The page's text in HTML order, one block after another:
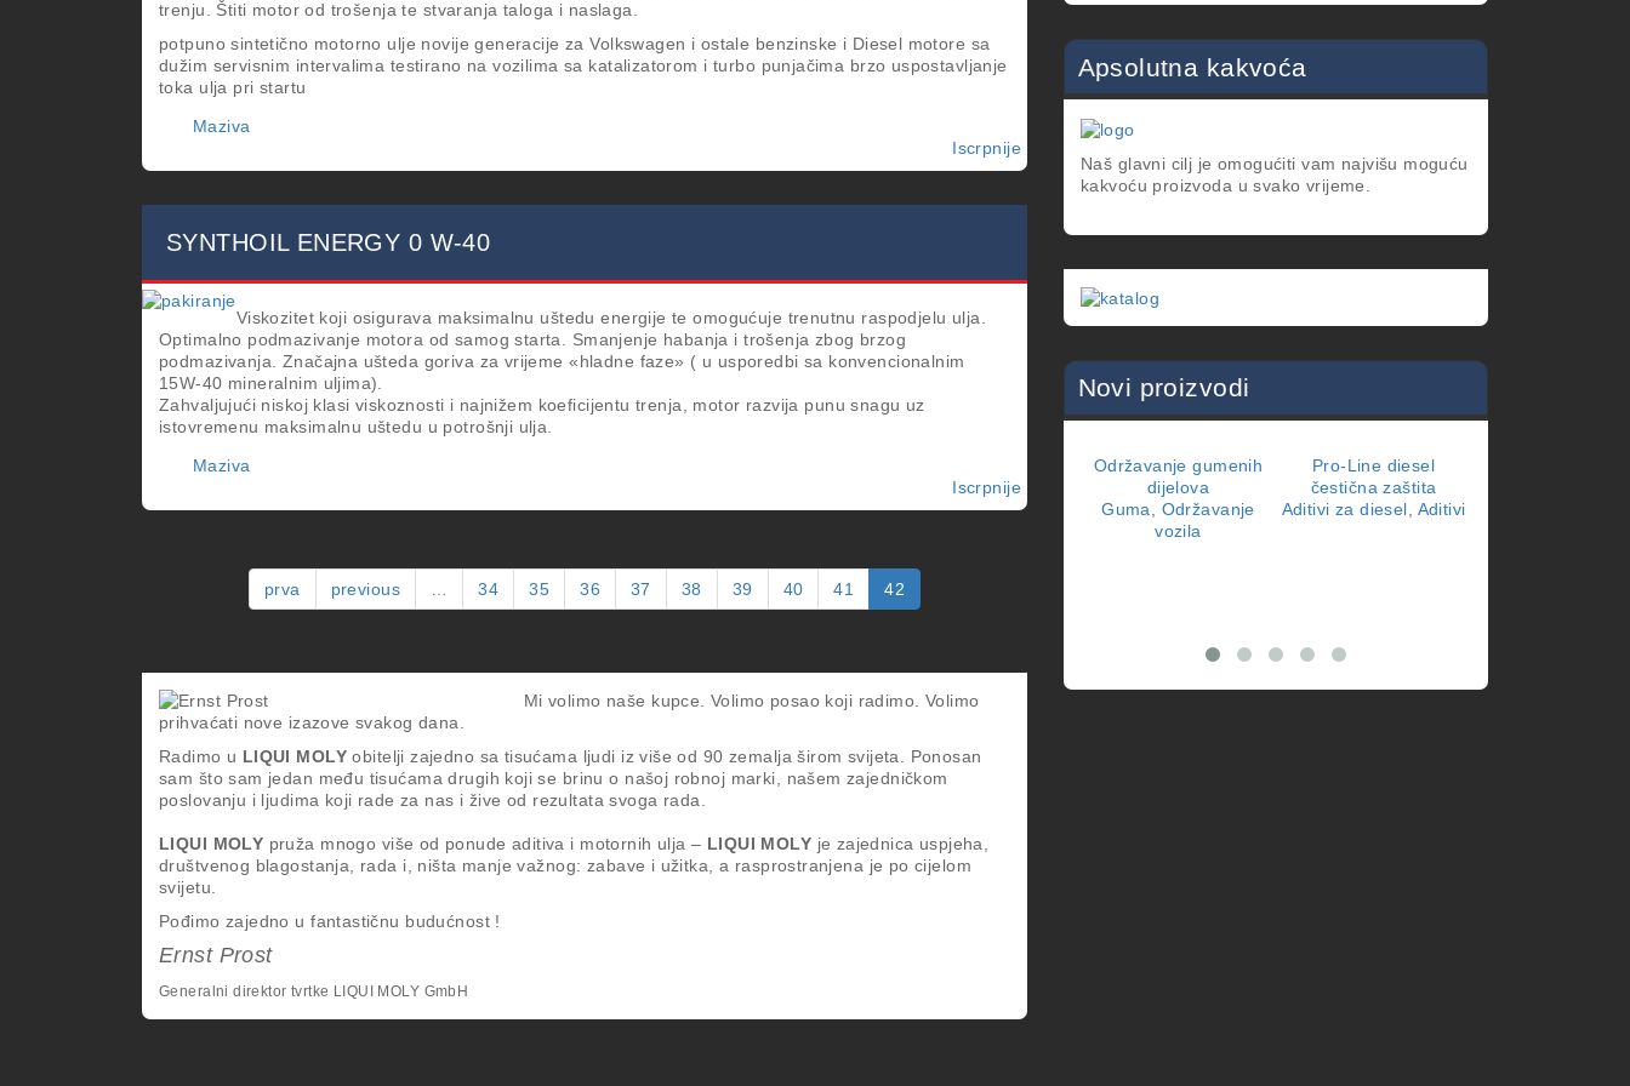
trenju. Štiti motor od trošenja te stvaranja taloga i naslaga.
potpuno sintetično motorno ulje novije generacije za Volkswagen i ostale benzinske i Diesel motore sa
dužim servisnim intervalima testirano na vozilima sa katalizatorom i turbo punjačima brzo uspostavljanje
toka ulja pri startu
Maziva
Iscrpnije
SYNTHOIL
LONGTIME
30
SYNTHOIL ENERGY 0 W-40
Viskozitet koji osigurava maksimalnu uštedu energije te omogućuje trenutnu raspodjelu ulja.
Optimalno podmazivanje motora od samog starta. Smanjenje habanja i trošenja zbog brzog
podmazivanja. Značajna ušteda goriva za vrijeme «hladne faze» ( u usporedbi sa konvencionalnim
15W-40 mineralnim uljima).
Zahvaljujući niskoj klasi viskoznosti i najnižem koeficijentu trenja, motor razvija punu snagu uz
istovremenu maksimalnu uštedu u potrošnji ulja.
Maziva
Iscrpnije
SYNTHOIL
prva previous 34 35 36 37 38 39 40 41 42
Mi volimo naše kupce. Volimo posao koji radimo. Volimo
prihvaćati nove izazove svakog dana.
Radimo u LIQUI MOLYobitelji zajedno sa tisućama ljudi iz više od 90 zemalja širom svijeta. Ponosan
sam što sam jedan među tisućama drugih koji se brinu o našoj robnoj marki, našem zajedničkom
poslovanju i ljudima koji rade za nas i žive od rezultata svoga rada.
LIQUI MOLY pruža mnogo više od ponude aditiva i motornih ulja – LIQUI MOLY je zajednica uspjeha,
društvenog blagostanja, rada i, ništa manje važnog: zabave i užitka, a rasprostranjena je po cijelom
svijetu.
Pođimo zajedno u fantastičnu budućnost !
Ernst Prost
Generalni direktor tvrtke LIQUI MOLY GmbH
Apsolutna kakvoća
Naš glavni cilj je omogućiti vam najvišu moguću
kakvoću proizvoda u svako vrijeme.
Novi proizvodi
Održavanje gumenih
dijelova
Guma
Održavanje
vozila
Pro-Line diesel
čestična zaštita
Aditivi za diesel Aditivi